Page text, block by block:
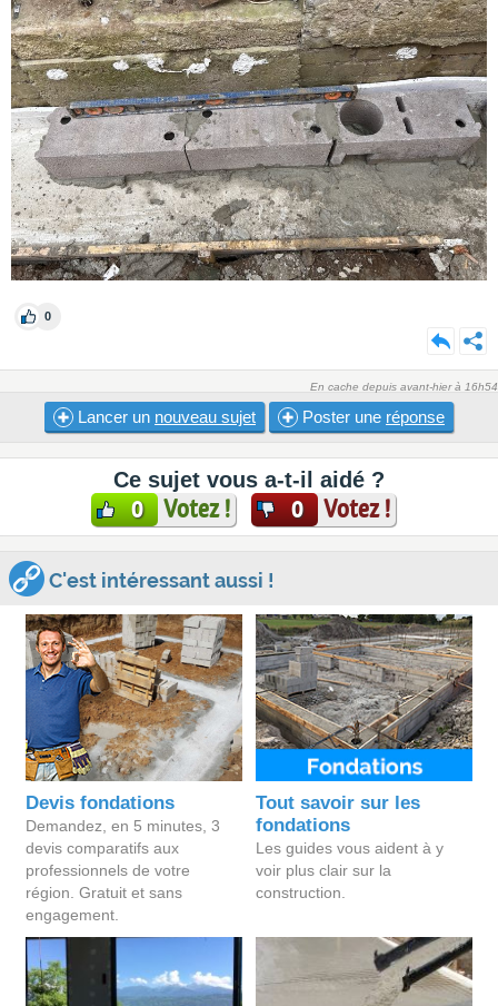
0
En cache depuis avant-hier à 16h54
Lancer un nouveau sujet Poster une réponse
Ce sujet vous a-t-il aidé ?
0 Votez ! 0 Votez !
C'est intéressant aussi !
Devis fondations
Demandez, en 5 minutes, 3
devis comparatifs aux
professionnels de votre
région. Gratuit et sans
engagement.
Tout savoir sur les
fondations
Les guides vous aident à y
voir plus clair sur la
construction.